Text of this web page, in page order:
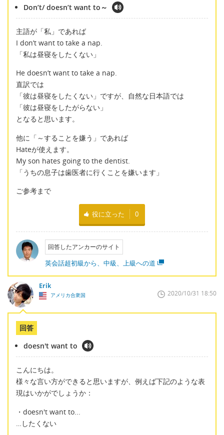
Don’t/ doesn’t want to～
主語が「私」であれば
I don’t want to take a nap.
「私は昼寝をしたくない」
He doesn’t want to take a nap.
直訳では
「彼は昼寝をしたくない」ですが、自然な日本語では
「彼は昼寝をしたがらない」
となると思います。
他に「～することを嫌う」であれば
Hateが使えます。
My son hates going to the dentist.
「うちの息子は歯医者に行くことを嫌います」
ご参考まで
役に立った 0
回答したアンカーのサイト
英会話超初級から、中級、上級への道
Erik
アメリカ合衆国 2020/10/31 18:50
回答
doesn't want to
こんにちは。
様々な言い方ができると思いますが、例えば下記のような表
現はいかがでしょうか：
・doesn't want to...
…したくない